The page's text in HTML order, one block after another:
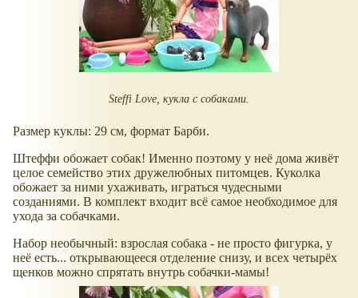
Steffi Love, кукла с собаками.
Размер куклы: 29 см, формат Барби.
Штеффи обожает собак! Именно поэтому у неё дома живёт
целое семейство этих дружелюбных питомцев. Куколка
обожает за ними ухаживать, играться чудесными
созданиями. В комплект входит всё самое необходимое для
ухода за собачками.
Набор необычный: взрослая собака - не просто фигурка, у
неё есть... открывающееся отделение снизу, и всех четырёх
щенков можно спрятать внутрь собачки-мамы!